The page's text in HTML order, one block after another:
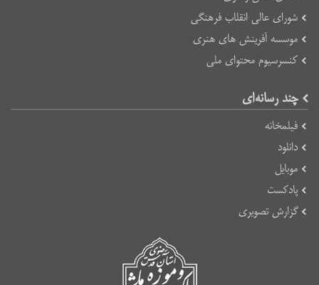
شورای عالی انقلاب فرهنگی
موسسه آفرینش های هنری
کنسرسیوم محتوای ملی
چند رسانه‌ای
فیلمخانه
دانلود
موبایل
پادکست
گزارش تصویری